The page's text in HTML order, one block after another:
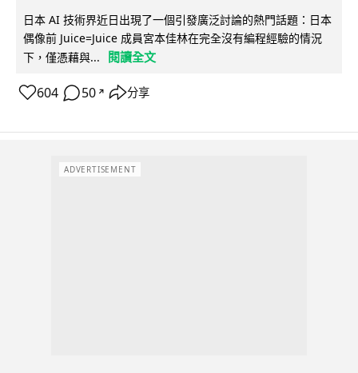
日本 AI 技術界近日出現了一個引發廣泛討論的熱門話題：日本
偶像前 Juice=Juice 成員宮本佳林在完全沒有編程經驗的情況
下，僅憑藉與...
閱讀全文
604 50 ↗ 分享
ADVERTISEMENT